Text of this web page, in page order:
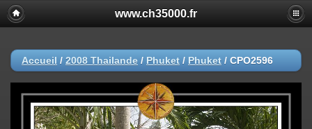
www.ch35000.fr
Accueil / 2008 Thailande / Phuket / Phuket / CPO2596